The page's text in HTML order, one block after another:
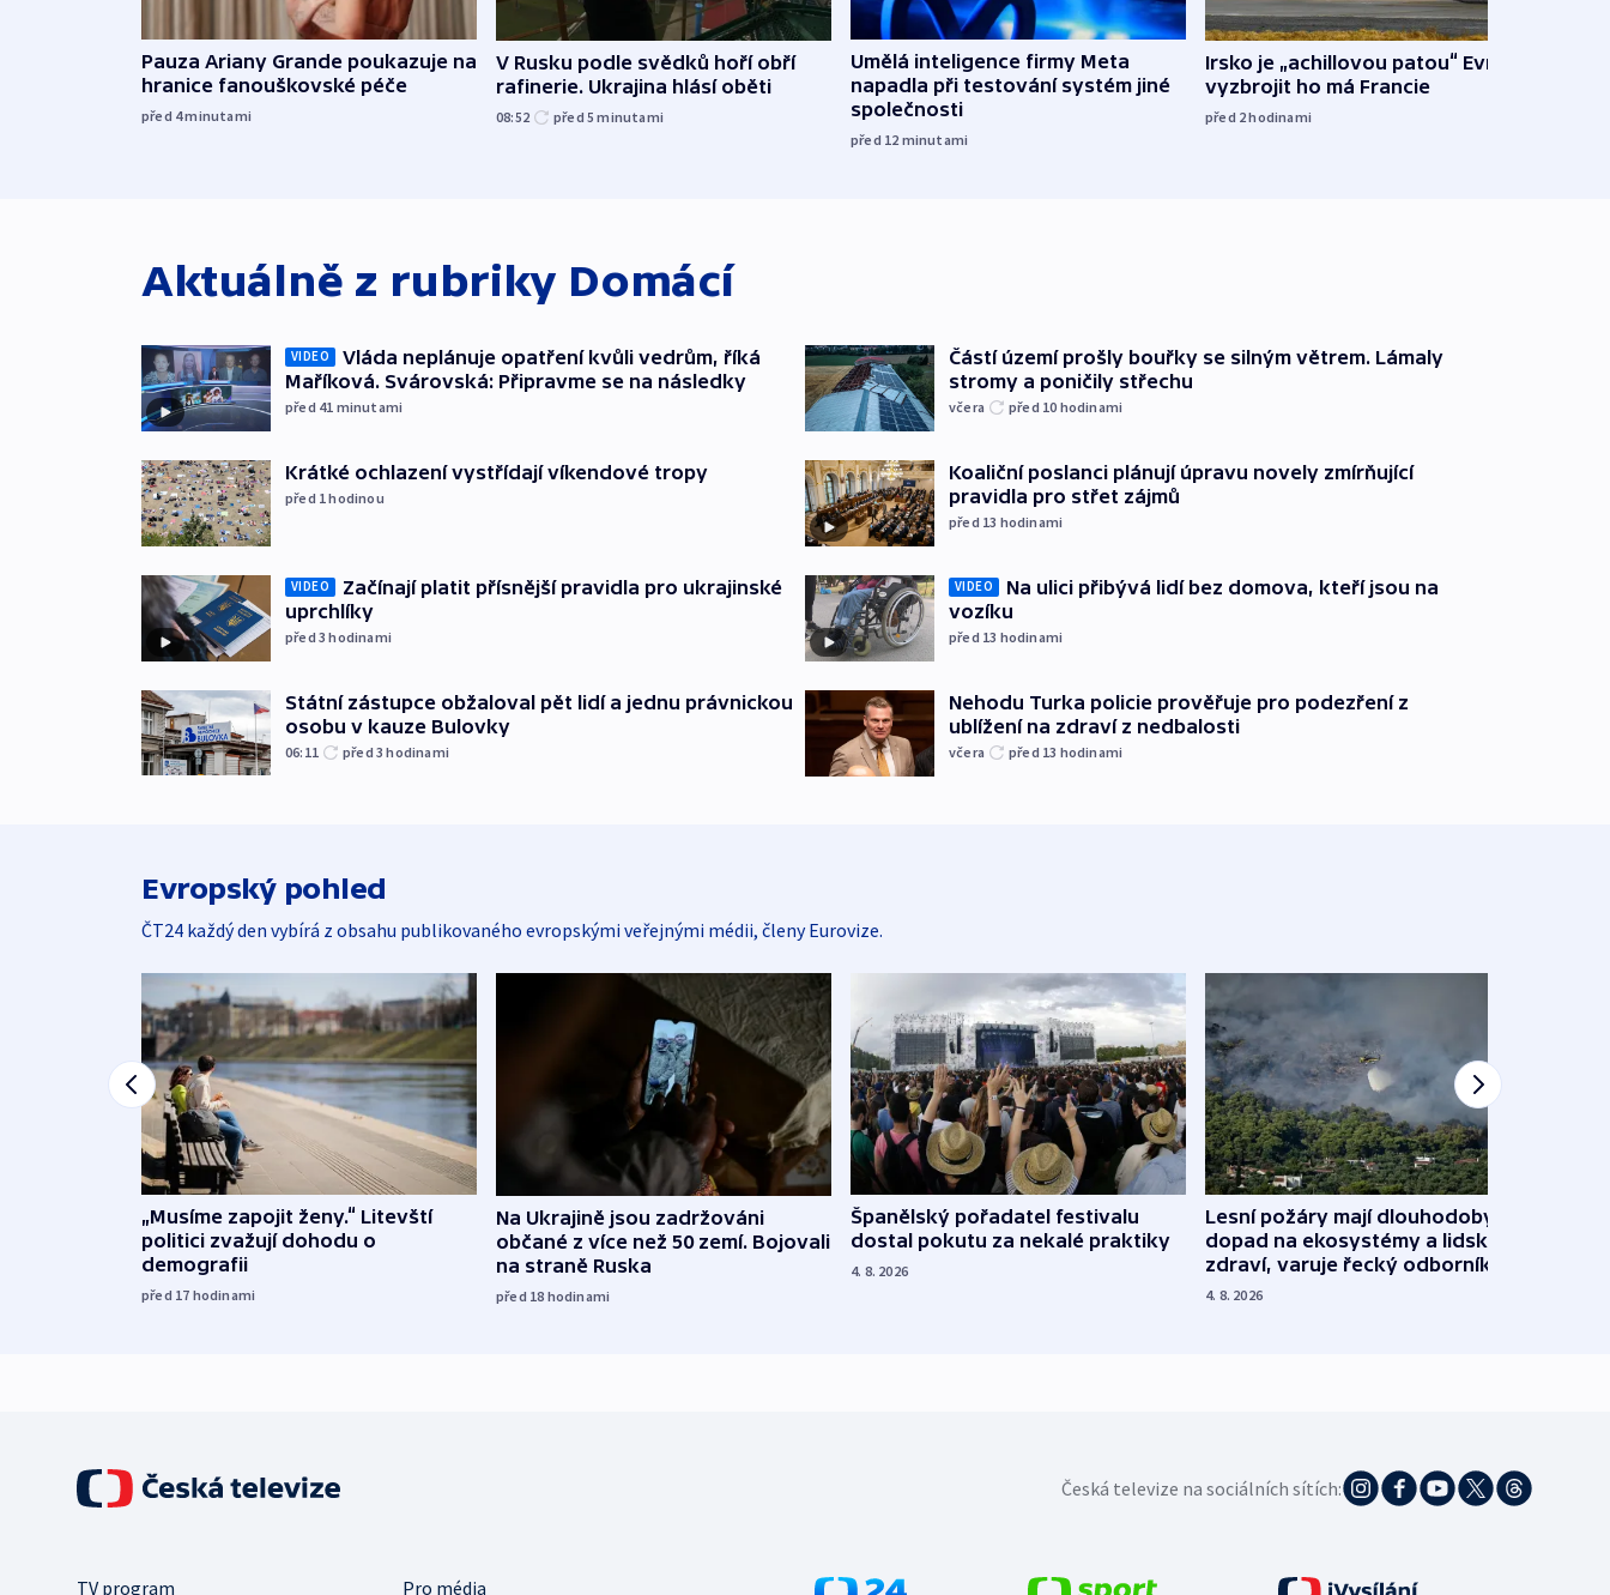
Pauza Ariany Grande poukazuje na
hranice fanouškovské péče
před 4minutami
V Rusku podle svědků hoří obří
rafinerie. Ukrajina hlásí oběti
08:52 před 5minutami
Umělá inteligence firmy Meta
napadla při testování systém jiné
společnosti
před 12 minutami
Irsko je „achillovou patou“ Evropy,
vyzbrojit ho má Francie
před 2hodinami
Aktuálně z rubriky Domácí
VIDEO
Vláda neplánuje opatření kvůli vedrům, říká
Maříková. Svárovská: Připravme se na následky
před 41 minutami
Krátké ochlazení vystřídají víkendové tropy
před 1hodinou
VIDEO
Začínají platit přísnější pravidla pro ukrajinské
uprchlíky
před 3hodinami
Státní zástupce obžaloval pět lidí a jednu právnickou
osobu v kauze Bulovky
06:11 před 3hodinami
Částí území prošly bouřky se silným větrem. Lámaly
stromy a poničily střechu
včera před 10 hodinami
Koaliční poslanci plánují úpravu novely zmírňující
pravidla pro střet zájmů
před 13 hodinami
VIDEO
Na ulici přibývá lidí bez domova, kteří jsou na
vozíku
před 13 hodinami
Nehodu Turka policie prověřuje pro podezření z
ublížení na zdraví z nedbalosti
včera před 13 hodinami
Evropský pohled
ČT24 každý den vybírá z obsahu publikovaného evropskými veřejnými médii, členy Eurovize.
„Musíme zapojit ženy.“ Litevští
politici zvažují dohodu o
demografii
před 17 hodinami
Na Ukrajině jsou zadržováni
občané z více než 50 zemí. Bojovali
na straně Ruska
před 18 hodinami
Španělský pořadatel festivalu
dostal pokutu za nekalé praktiky
4. 8. 2026
Lesní požáry mají dlouhodobý
dopad na ekosystémy a lidské
zdraví, varuje řecký odborník
4. 8. 2026
Česká televize na sociálních sítích:
TV program Pro média